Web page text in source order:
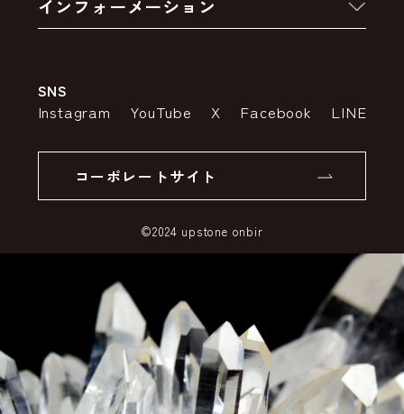
お支払いについて
ポイントについて
インフォーメーション
特定商取引法の表示
SSLサーバー証明書とは
SNS
Instagram YouTube X Facebook LINE
コーポレートサイト
©2024 upstone onbir